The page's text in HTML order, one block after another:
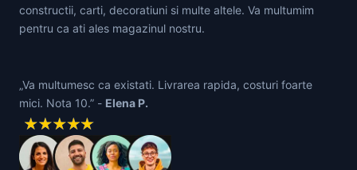
constructii, carti, decoratiuni si multe altele. Va multumim
pentru ca ati ales magazinul nostru.
„Va multumesc ca existati. Livrarea rapida, costuri foarte
mici. Nota 10.” - Elena P.